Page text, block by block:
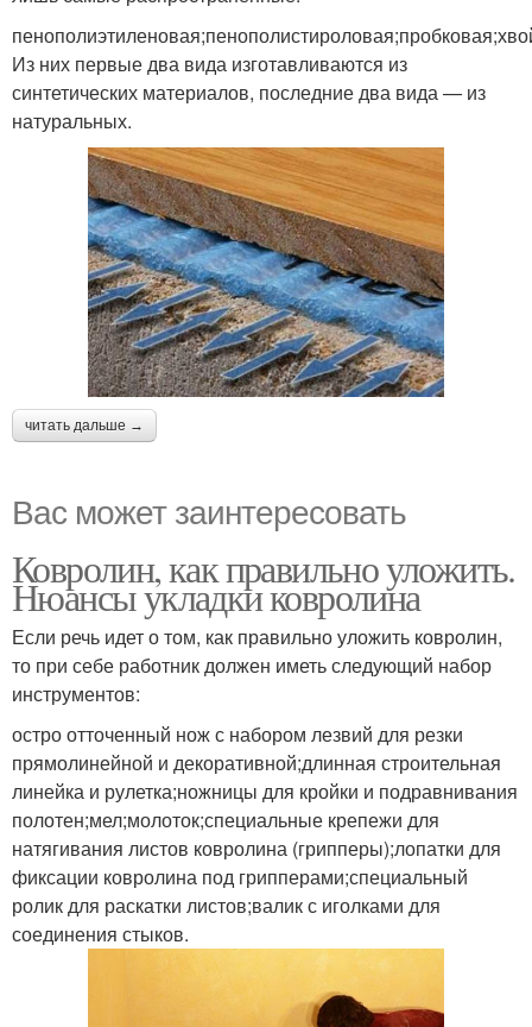
Из них первые два вида изготавливаются из
синтетических материалов, последние два вида — из
натуральных.
читать дальше →
Вас может заинтересовать
Ковролин, как правильно уложить.
Нюансы укладки ковролина
Если речь идет о том, как правильно уложить ковролин,
то при себе работник должен иметь следующий набор
инструментов:
остро отточенный нож с набором лезвий для резки
прямолинейной и декоративной;длинная строительная
линейка и рулетка;ножницы для кройки и подравнивания
полотен;мел;молоток;специальные крепежи для
натягивания листов ковролина (грипперы);лопатки для
фиксации ковролина под грипперами;специальный
ролик для раскатки листов;валик с иголками для
соединения стыков.